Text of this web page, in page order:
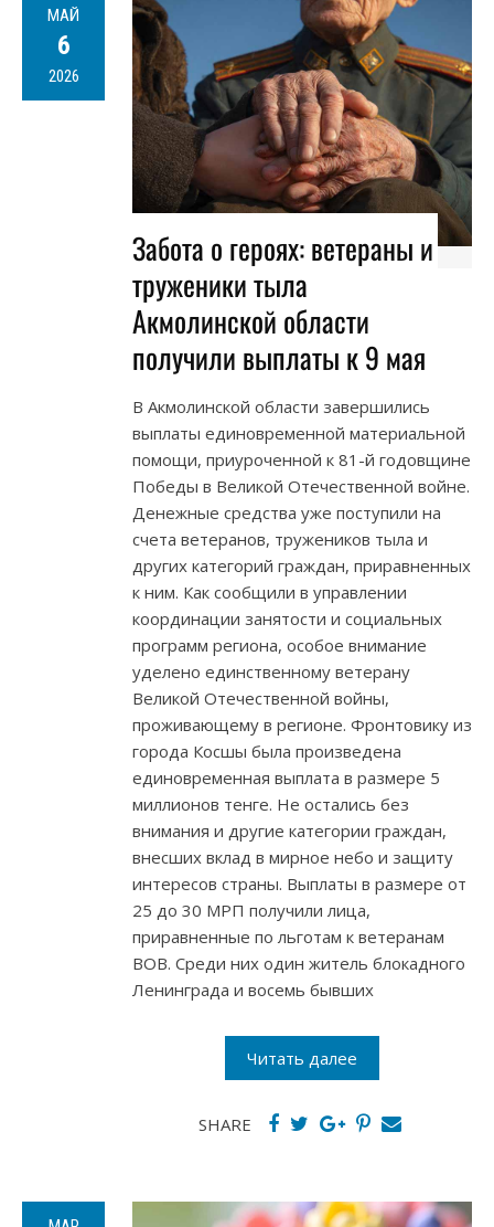
МАЙ
6
2026
Забота о героях: ветераны и
труженики тыла
Акмолинской области
получили выплаты к 9 мая
В Акмолинской области завершились
выплаты единовременной материальной
помощи, приуроченной к 81-й годовщине
Победы в Великой Отечественной войне.
Денежные средства уже поступили на
счета ветеранов, тружеников тыла и
других категорий граждан, приравненных
к ним. Как сообщили в управлении
координации занятости и социальных
программ региона, особое внимание
уделено единственному ветерану
Великой Отечественной войны,
проживающему в регионе. Фронтовику из
города Косшы была произведена
единовременная выплата в размере 5
миллионов тенге. Не остались без
внимания и другие категории граждан,
внесших вклад в мирное небо и защиту
интересов страны. Выплаты в размере от
25 до 30 МРП получили лица,
приравненные по льготам к ветеранам
ВОВ. Среди них один житель блокадного
Ленинграда и восемь бывших
Читать далее
SHARE